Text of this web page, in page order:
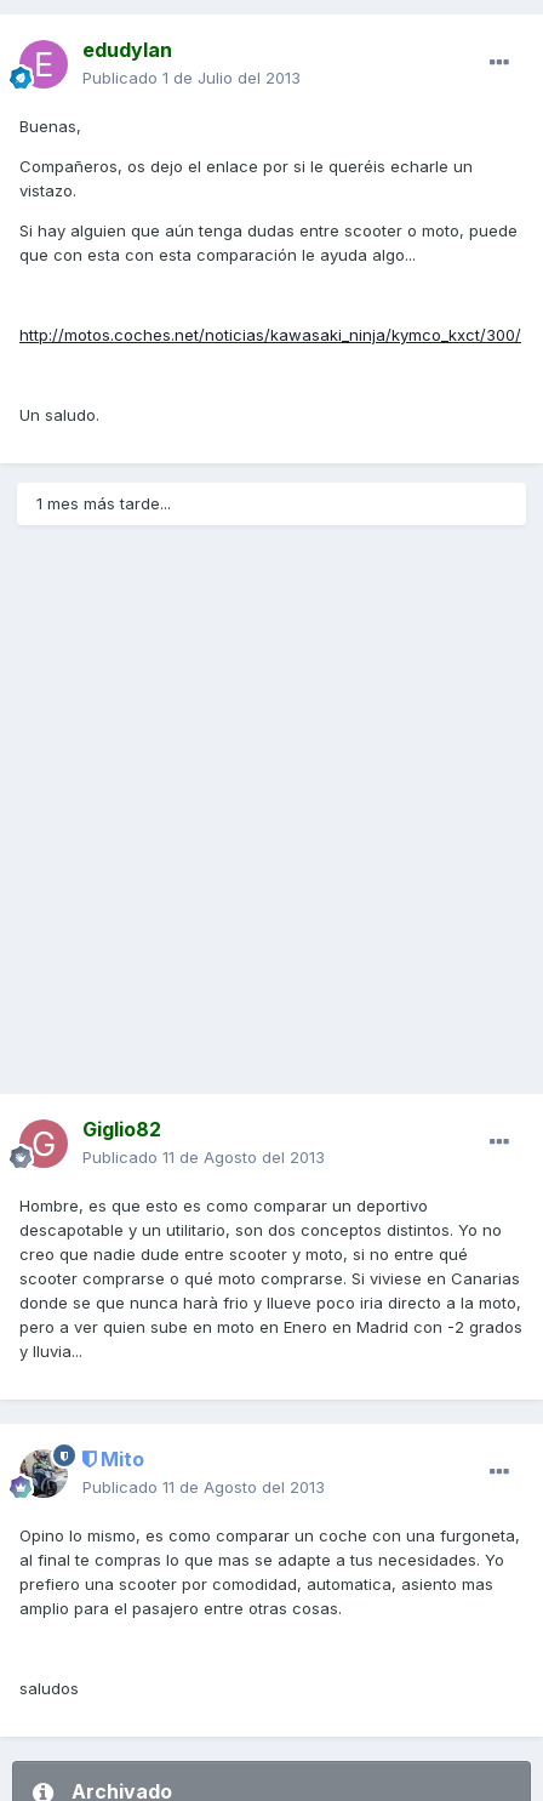
edudylan
Publicado 1 de Julio del 2013
Buenas,
Compañeros, os dejo el enlace por si le queréis echarle un
vistazo.
Si hay alguien que aún tenga dudas entre scooter o moto, puede
que con esta con esta comparación le ayuda algo...
http://motos.coches.net/noticias/kawasaki_ninja/kymco_kxct/300/
Un saludo.
1 mes más tarde...
Giglio82
Publicado 11 de Agosto del 2013
Hombre, es que esto es como comparar un deportivo
descapotable y un utilitario, son dos conceptos distintos. Yo no
creo que nadie dude entre scooter y moto, si no entre qué
scooter comprarse o qué moto comprarse. Si viviese en Canarias
donde se que nunca harà frio y llueve poco iria directo a la moto,
pero a ver quien sube en moto en Enero en Madrid con -2 grados
y lluvia...
Mito
Publicado 11 de Agosto del 2013
Opino lo mismo, es como comparar un coche con una furgoneta,
al final te compras lo que mas se adapte a tus necesidades. Yo
prefiero una scooter por comodidad, automatica, asiento mas
amplio para el pasajero entre otras cosas.
saludos
Archivado